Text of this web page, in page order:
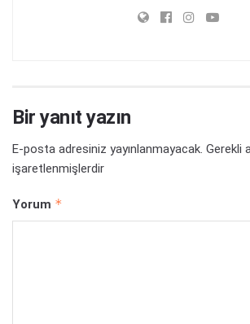
Bir yanıt yazın
E-posta adresiniz yayınlanmayacak. Gerekli
işaretlenmişlerdir
Yorum *